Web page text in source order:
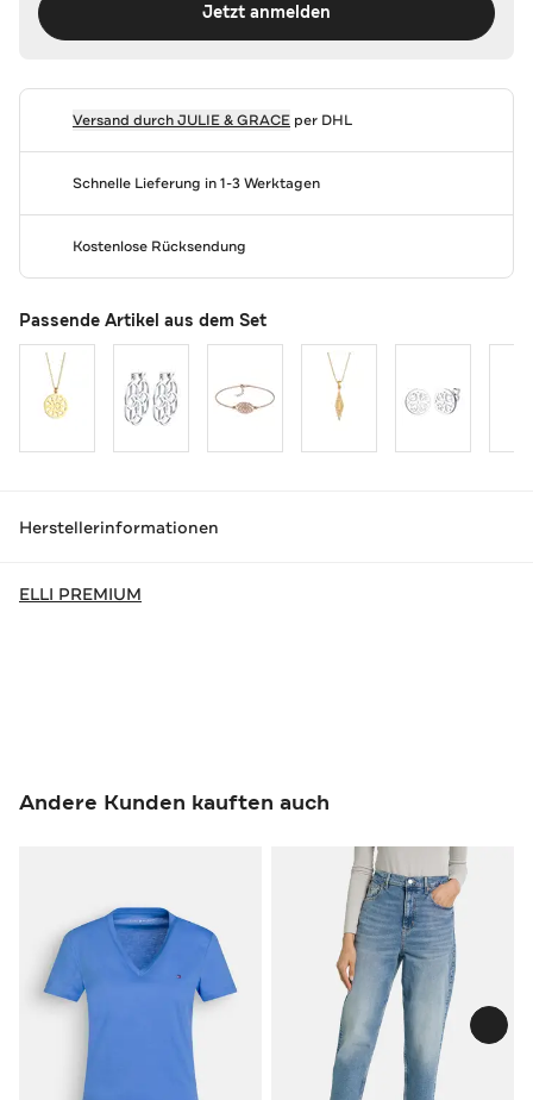
Jetzt anmelden
Versand durchJULIE & GRACEper DHL
Schnelle Lieferung in 1-3 Werktagen
Kostenlose Rücksendung
Passende Artikel aus dem Set
Herstellerinformationen
ELLI PREMIUM
Andere Kunden kauften auch